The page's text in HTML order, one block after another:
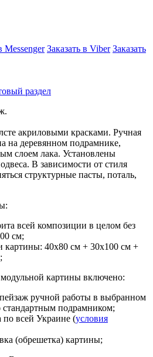
Messenger Заказать в Viber Заказать
раздел
акриловыми красками. Ручная
на деревянном подрамнике,
слоем лака. Установлены
В зависимости от стиля
структурные пасты, поталь,
всей композиции в целом без
см;
картины: 40х80 см + 30х100 см +
картины включено:
ручной работы в выбранном
стандартным подрамником;
по всей Украине (условия
(обрешетка) картины;